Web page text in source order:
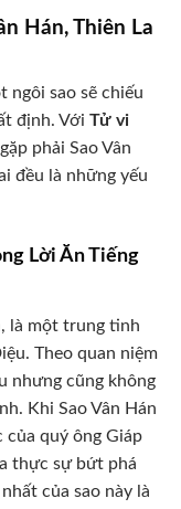
Hán, Thiên La
ngôi sao sẽ chiếu
định. Với Tử vi
phải Sao Vân
đều là những yếu
Lời Ăn Tiếng
là một trung tinh
Theo quan niệm
nhưng cũng không
Khi Sao Vân Hán
của quý ông Giáp
thực sự bứt phá
của sao này là